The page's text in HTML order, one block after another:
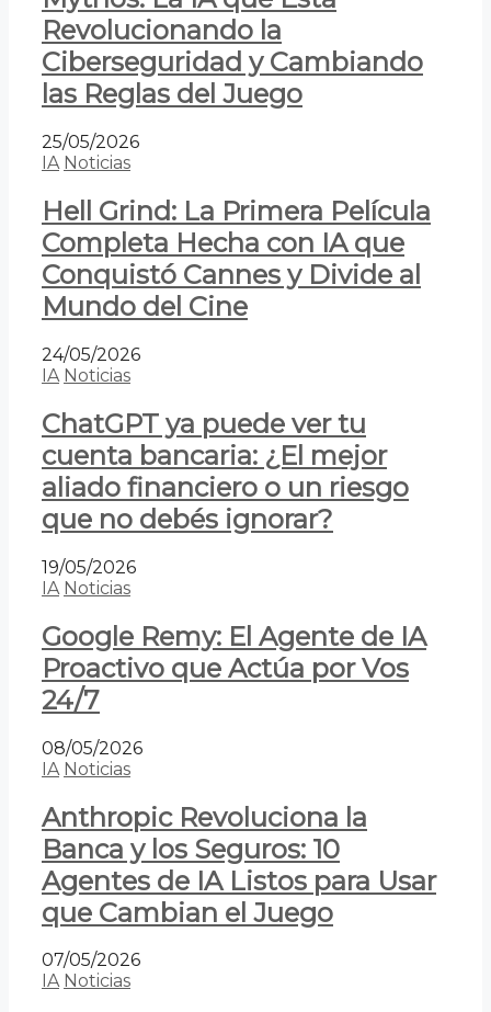
Revolucionando la
Ciberseguridad y Cambiando
las Reglas del Juego
25/05/2026
IA Noticias
Hell Grind: La Primera Película
Completa Hecha con IA que
Conquistó Cannes y Divide al
Mundo del Cine
24/05/2026
IA Noticias
ChatGPT ya puede ver tu
cuenta bancaria: ¿El mejor
aliado financiero o un riesgo
que no debés ignorar?
19/05/2026
IA Noticias
Google Remy: El Agente de IA
Proactivo que Actúa por Vos
24/7
08/05/2026
IA Noticias
Anthropic Revoluciona la
Banca y los Seguros: 10
Agentes de IA Listos para Usar
que Cambian el Juego
07/05/2026
IA Noticias